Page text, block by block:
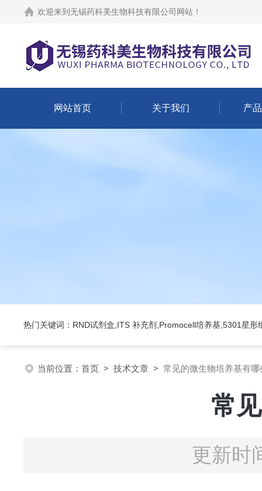
欢迎来到 无锡药科美生物科技有限公司网站 ！
网站首页 关于我们 产
热门关键词：RND试剂盒,ITS 补充剂,Promocell培养基,5301星形
当前位置： 首页 > 技术文章 > 常见的微生物培养基有哪
常
更新时